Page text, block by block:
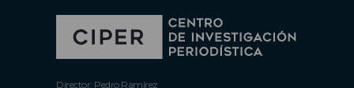
Director: Pedro Ramírez